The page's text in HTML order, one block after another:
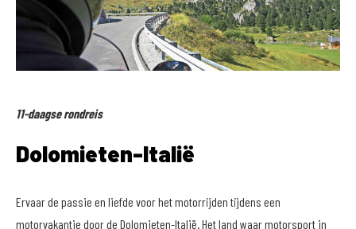
11-daagse rondreis
Dolomieten-Italië
Ervaar de passie en liefde voor het motorrijden tijdens een
motorvakantie door de Dolomieten-Italië. Het land waar motorsport in